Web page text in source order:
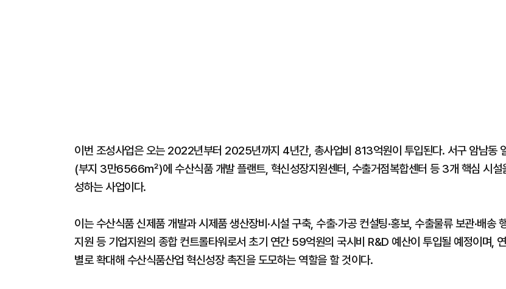
이번 조성사업은 오는 2022년부터 2025년까지 4년간, 총사업비 813억원이 투입된다. 서구 암남동
(부지 3만6566㎡)에 수산식품 개발 플랜트, 혁신성장지원센터, 수출거점복합센터 등 3개 핵심 시설
성하는 사업이다.
이는 수산식품 신제품 개발과 시제품 생산장비·시설 구축, 수출·가공 컨설팅·홍보, 수출물류 보관·배송
지원 등 기업지원의 종합 컨트롤타워로서 초기 연간 59억원의 국시비 R&D 예산이 투입될 예정이며,
별로 확대해 수산식품산업 혁신성장 촉진을 도모하는 역할을 할 것이다.